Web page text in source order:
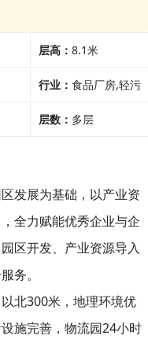
层高： 8.1米
行业： 食品厂房,轻污
染厂房,医疗行业,其他
层数： 多层
发展为基础，以产业资
全力赋能优秀企业与企
区开发、产业资源导入
务。
北300米，地理环境优
施完善，物流园24小时